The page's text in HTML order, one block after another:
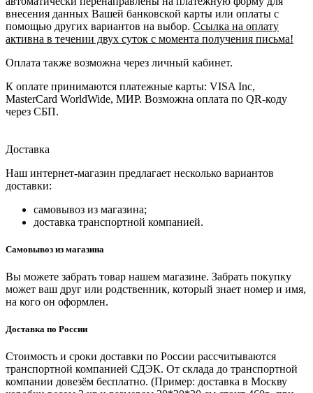
внесения данных Вашей банковской карты или оплаты с
помощью других вариантов на выбор. Ссылка на оплату
активна в течении двух суток с момента получения письма!
Оплата также возможна через личный кабинет.
К оплате принимаются платежные карты: VISA Inc,
MasterCard WorldWide, МИР. Возможна оплата по QR-коду
через СБП.
Доставка
Наш интернет-магазин предлагает несколько вариантов
доставки:
самовывоз из магазина;
доставка транспортной компанией.
Самовывоз из магазина
Вы можете забрать товар нашем магазине. Забрать покупку
может ваш друг или родственник, который знает номер и имя,
на кого он оформлен.
Доставка по России
Стоимость и сроки доставки по России рассчитываются
транспортной компанией СДЭК. От склада до транспортной
компании довезём бесплатно. (Пример: доставка в Москву